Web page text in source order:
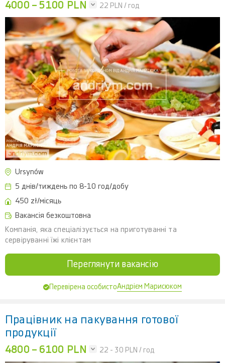
4000 – 5100 PLN 22 PLN / год
Ursynów
5 днів/тиждень по 8-10 год/добу
450 zł/місяць
Вакансія безкоштовна
Компанія, яка спеціалізується на приготуванні та
сервіруванні їжі клієнтам
Переглянути вакансію
Перевірена особистоАндрієм Марисюком
Працівник на пакування готової
продукції
4800 – 6100 PLN 22 - 30 PLN / год